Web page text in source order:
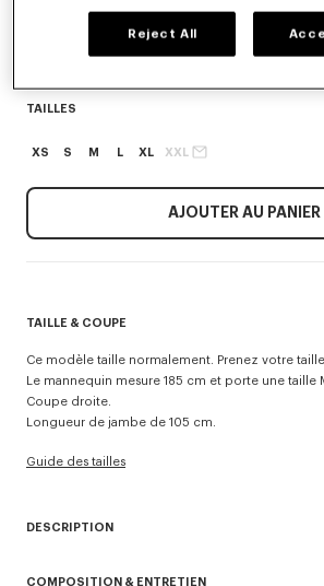
TAILLES
XS S M L XL XXL
AJOUTER AU PANIER
TAILLE & COUPE
Ce modèle taille normalement. Prenez votre
Le mannequin mesure 185 cm et porte une taille
Coupe droite.
Longueur de jambe de 105 cm.
Guide des tailles
DESCRIPTION
COMPOSITION & ENTRETIEN
Reject All